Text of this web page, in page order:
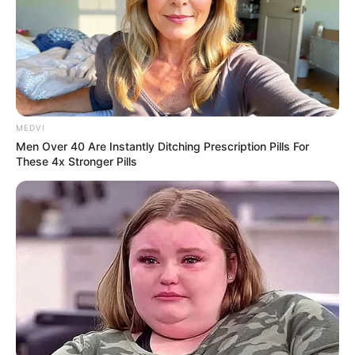
Rodado em Paraguaçu Paulista, “Voto Nulo” tem direção de
Gustavo de Carvalho e produção de Luísa Cação
O curta-metragem “Voto Nulo” foi selecionado para a 26ª
Mostra de Cinema de Tiradentes (MG), considerado um dos
mais tradicionais eventos voltados para o audiovisual no
Brasil e acontece até o dia 28 de janeiro de 2023, próximo
MEDVI
Men Over 40 Are Instantly Ditching Prescription Pills For
These 4x Stronger Pills